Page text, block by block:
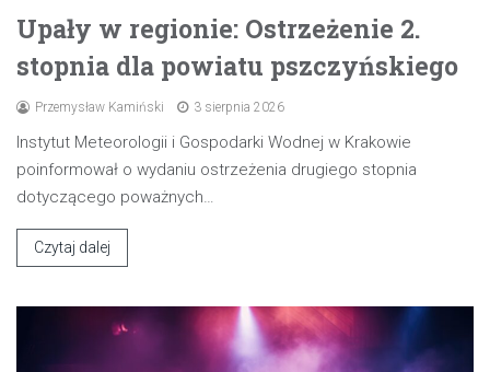
Upały w regionie: Ostrzeżenie 2.
stopnia dla powiatu pszczyńskiego
Przemysław Kamiński 3 sierpnia 2026
Instytut Meteorologii i Gospodarki Wodnej w Krakowie
poinformował o wydaniu ostrzeżenia drugiego stopnia
dotyczącego poważnych…
Czytaj dalej